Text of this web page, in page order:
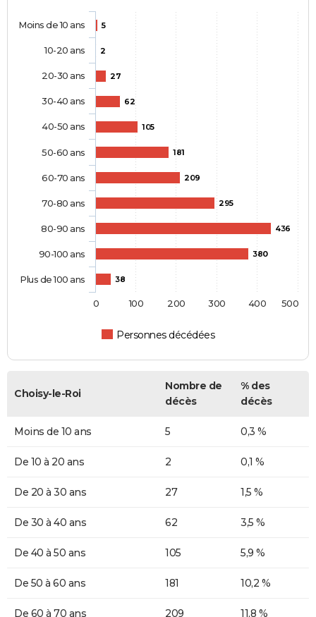
5
2
27
62
105
181
209
295
436
380
38
Personnes décédées
Moins de 10 ans
10-20 ans
20-30 ans
30-40 ans
40-50 ans
50-60 ans
60-70 ans
70-80 ans
80-90 ans
90-100 ans
Plus de 100 ans
0 100 200 300 400 500
Choisy-le-Roi
Nombre de
décès
% des
décès
Moins de 10 ans 5 0,3 %
De 10 à 20 ans 2 0,1 %
De 20 à 30 ans 27 1,5 %
De 30 à 40 ans 62 3,5 %
De 40 à 50 ans 105 5,9 %
De 50 à 60 ans 181 10,2 %
De 60 à 70 ans 209 11,8 %